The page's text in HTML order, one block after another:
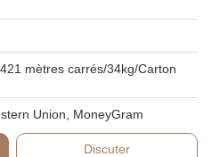
mètres carrés/34kg/Carton
Union, MoneyGram
Discuter